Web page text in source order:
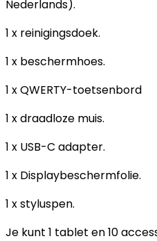
Nederlands).
1 x reinigingsdoek.
1 x beschermhoes.
1 x QWERTY-toetsenbord
1 x draadloze muis.
1 x USB-C adapter.
1 x Displaybeschermfolie.
1 x styluspen.
Je kunt 1 tablet en 10